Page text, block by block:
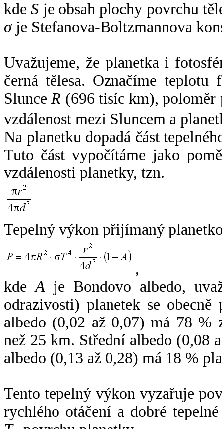
kdeS je obsah plochy povrchu
σje Stefanova-Boltzmannova
Uvažujeme, že planetka i
černá tělesa. Označíme
SlunceR (696 tisíc km),
vzdálenost mezi Sluncem a
Na planetku dopadá část
Tuto část vypočítáme jako
vzdálenosti planetky, tzn.
Tepelný výkon přijímaný
,
kdeA je Bondovo albedo,
odrazivosti) planetek se
albedo (0,02 až 0,07) má 78 %
než 25 km. Střední albedo (0,08
albedo (0,13 až 0,28) má 18 %
Tento tepelný výkon vyzařuje
rychlého otáčení a dobré